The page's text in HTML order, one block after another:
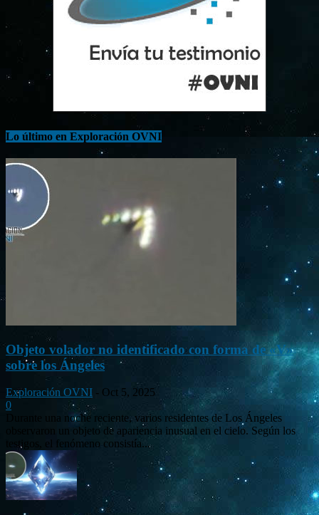
Lo último en Exploración OVNI
Objeto volador no identificado con forma de «V»
sobre los Ángeles
Exploración OVNI - Oct 5, 2025
0
Durante una noche reciente, varios residentes de Los Ángeles
observaron un objeto de apariencia inusual en el cielo. Según los
testigos, el fenómeno consistía...